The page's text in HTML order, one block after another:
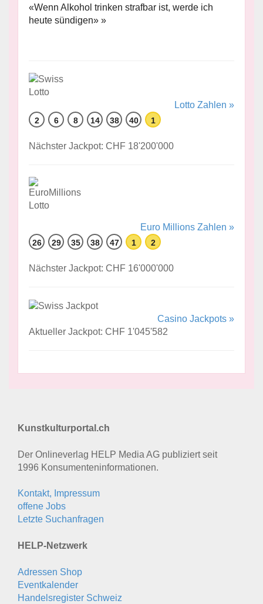
«Wenn Alkohol trinken strafbar ist, werde ich
heute sündigen» »
Lotto Zahlen »
2 6 8 14 38 40 1
Nächster Jackpot: CHF 18'200'000
Euro Millions Zahlen »
26 29 35 38 47 1 2
Nächster Jackpot: CHF 16'000'000
Casino Jackpots »
Aktueller Jackpot: CHF 1'045'582
Kunstkulturportal.ch
Der Onlineverlag HELP Media AG publiziert seit
1996 Konsumenten­informationen.
Kontakt, Impressum
offene Jobs
Letzte Suchanfragen
HELP-Netzwerk
Adressen Shop
Eventkalender
Handelsregister Schweiz